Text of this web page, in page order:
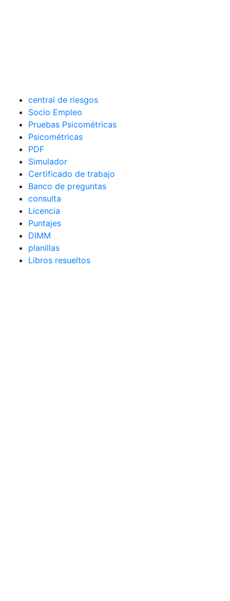
central de riesgos
Socio Empleo
Pruebas Psicométricas
Psicométricas
PDF
Simulador
Certificado de trabajo
Banco de preguntas
consulta
Licencia
Puntajes
DIMM
planillas
Libros resueltos